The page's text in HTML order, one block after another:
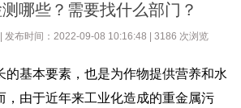
哪些？需要找什么部门？
发布时间：2022-09-08 10:16:48 | 3186 次浏览
的基本要素，也是为作物提供营养和水
，由于近年来工业化造成的重金属污